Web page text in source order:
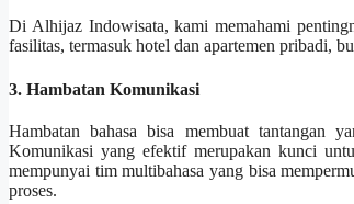
Di Alhijaz Indowisata, kami memahami
fasilitas, termasuk hotel dan apartemen pribadi,
3. Hambatan Komunikasi
Hambatan bahasa bisa membuat tantangan
Komunikasi yang efektif merupakan kunci
mempunyai tim multibahasa yang bisa
proses.